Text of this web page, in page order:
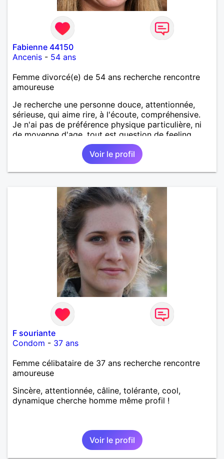
Fabienne 44150
Ancenis - 54 ans
Femme divorcé(e) de 54 ans recherche rencontre
amoureuse
Je recherche une personne douce, attentionnée,
sérieuse, qui aime rire, à l'écoute, compréhensive.
Je n'ai pas de préférence physique particulière, ni
de moyenne d'age, tout est question de feeling.
Voir le profil
F souriante
Condom - 37 ans
Femme célibataire de 37 ans recherche rencontre
amoureuse
Sincère, attentionnée, câline, tolérante, cool,
dynamique cherche homme même profil !
Voir le profil